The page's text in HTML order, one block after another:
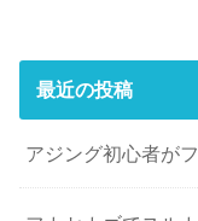
最近の投稿
アジング初心者が